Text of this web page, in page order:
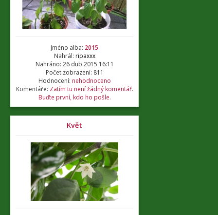
Jméno alba: 2015
Nahrál: ripaxxx
Nahráno: 26 dub 2015 16:11
Počet zobrazení: 811
Hodnocení: nehodnoceno
Komentáře: Zatím tu není žádný komentář.
Buďte první, kdo ho pošle.
Květ